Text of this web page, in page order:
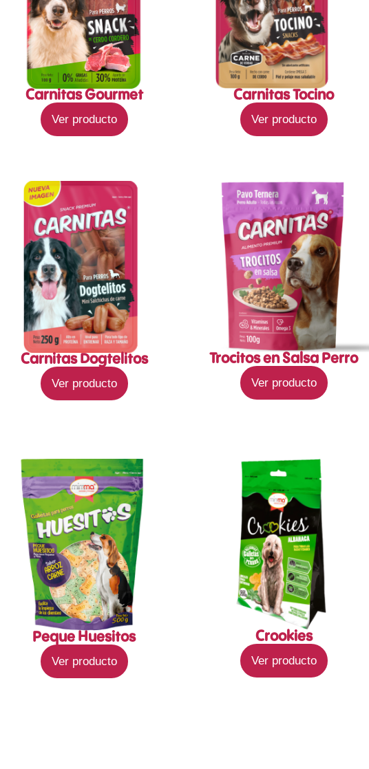
Carnitas Gourmet
Ver producto
Carnitas Tocino
Ver producto
Carnitas Dogtelitos
Ver producto
Trocitos en Salsa Perro
Ver producto
Peque Huesitos
Ver producto
Crookies
Ver producto